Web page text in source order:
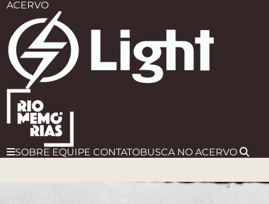
ACERVO
SOBRE EQUIPE CONTATOBUSCA NO ACERVO